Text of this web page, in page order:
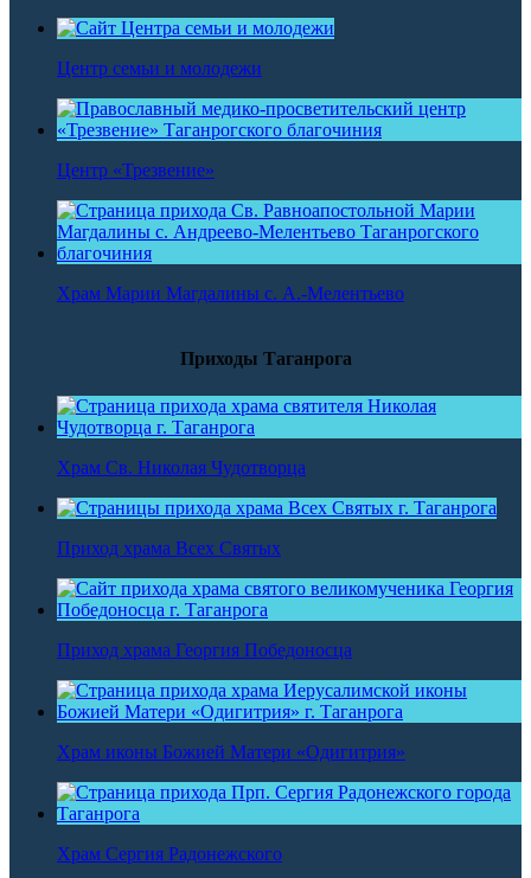
Центр семьи и молодежи
Центр «Трезвение»
Храм Марии Магдалины с. А.-Мелентьево
Приходы Таганрога
Храм Св. Николая Чудотворца
Приход храма Всех Святых
Приход храма Георгия Победоносца
Храм иконы Божией Матери «Одигитрия»
Храм Сергия Радонежского